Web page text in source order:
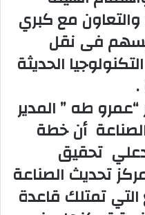
مع كبري
يسهم فى نقل
الحديثة
.
“عمرو طه ” المدير
أن خطة
تحقيق
تحديث الصناعة
التي تمتلك قاعدة